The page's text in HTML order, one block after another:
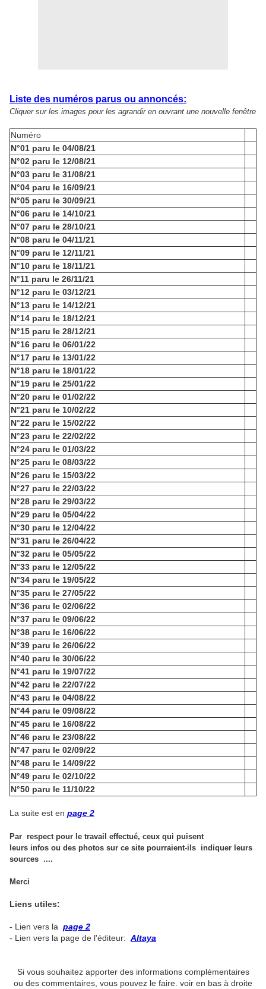
Liste des numéros parus ou annoncés:
Cliquer sur les images pour les agrandir en ouvrant une nouvelle fenêtre
Numéro
N°01 paru le 04/08/21
N°02 paru le 12/08/21
N°03 paru le 31/08/21
N°04 paru le 16/09/21
N°05 paru le 30/09/21
N°06 paru le 14/10/21
N°07 paru le 28/10/21
N°08 paru le 04/11/21
N°09 paru le 12/11/21
N°10 paru le 18/11/21
N°11 paru le 26/11/21
N°12 paru le 03/12/21
N°13 paru le 14/12/21
N°14 paru le 18/12/21
N°15 paru le 28/12/21
N°16 paru le 06/01/22
N°17 paru le 13/01/22
N°18 paru le 18/01/22
N°19 paru le 25/01/22
N°20 paru le 01/02/22
N°21 paru le 10/02/22
N°22 paru le 15/02/22
N°23 paru le 22/02/22
N°24 paru le 01/03/22
N°25 paru le 08/03/22
N°26 paru le 15/03/22
N°27 paru le 22/03/22
N°28 paru le 29/03/22
N°29 paru le 05/04/22
N°30 paru le 12/04/22
N°31 paru le 26/04/22
N°32 paru le 05/05/22
N°33 paru le 12/05/22
N°34 paru le 19/05/22
N°35 paru le 27/05/22
N°36 paru le 02/06/22
N°37 paru le 09/06/22
N°38 paru le 16/06/22
N°39 paru le 26/06/22
N°40 paru le 30/06/22
N°41 paru le 19/07/22
N°42 paru le 22/07/22
N°43 paru le 04/08/22
N°44 paru le 09/08/22
N°45 paru le 16/08/22
N°46 paru le 23/08/22
N°47 paru le 02/09/22
N°48 paru le 14/09/22
N°49 paru le 02/10/22
N°50 paru le 11/10/22
La suite est en page 2
Par respect pour le travail effectué, ceux qui puisent
leurs infos ou des photos sur ce site pourraient-ils indiquer leurs
sources ....
Merci
Liens utiles:
- Lien vers la page 2
- Lien vers la page de l'éditeur: Altaya
Si vous souhaitez apporter des informations complémentaires
ou des commentaires, vous pouvez le faire. voir en bas à droite